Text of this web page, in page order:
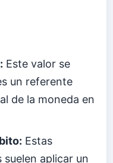
Este valor se
un referente
de la moneda en
Estas
aplicar un